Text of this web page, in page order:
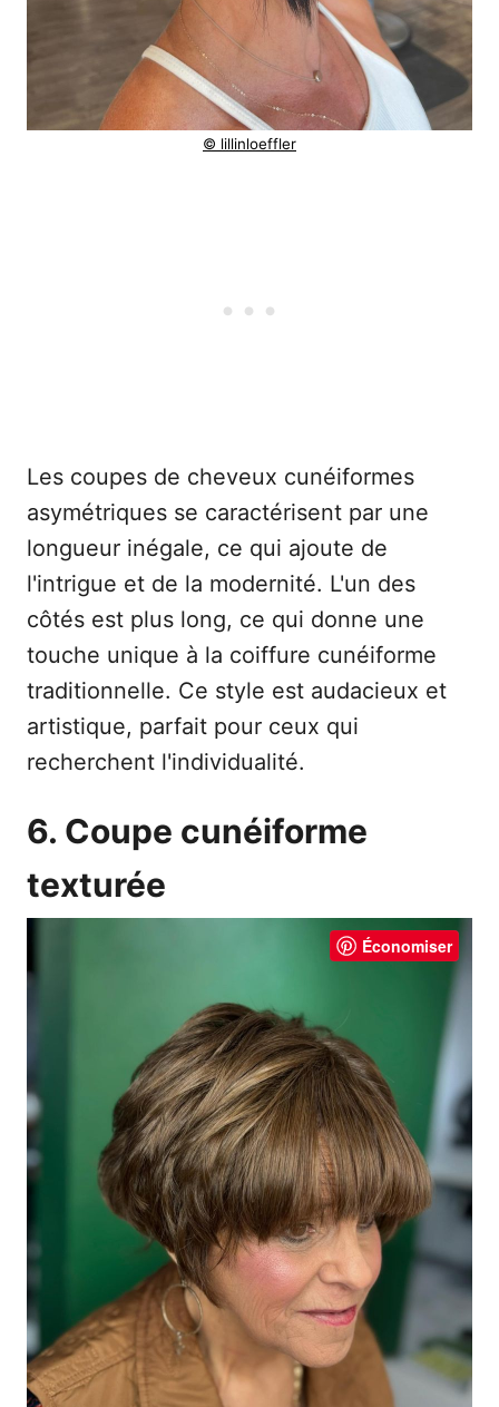
© lillinloeffler
Les coupes de cheveux cunéiformes
asymétriques se caractérisent par une
longueur inégale, ce qui ajoute de
l'intrigue et de la modernité. L'un des
côtés est plus long, ce qui donne une
touche unique à la coiffure cunéiforme
traditionnelle. Ce style est audacieux et
artistique, parfait pour ceux qui
recherchent l'individualité.
6. Coupe cunéiforme
texturée
Économiser